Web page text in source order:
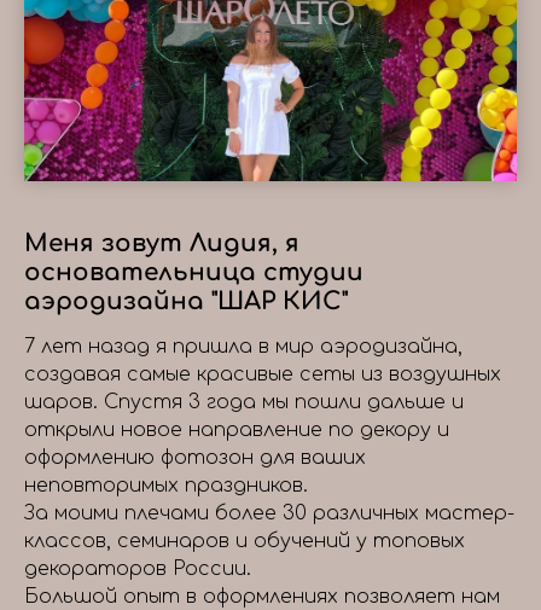
Меня зовут Лидия, я
основательница студии
аэродизайна "ШАР КИС"
7 лет назад я пришла в мир аэродизайна,
создавая самые красивые сеты из воздушных
шаров. Спустя 3 года мы пошли дальше и
открыли новое направление по декору и
оформлению фотозон для ваших
неповторимых праздников.
За моими плечами более 30 различных мастер-
классов, семинаров и обучений у топовых
декораторов России.
Большой опыт в оформлениях позволяет нам